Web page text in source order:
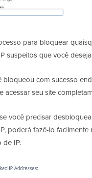
para bloquear
suspeitos que você
bloqueou com sucesso
acessar seu site
você precisar
poderá fazê-lo facilmente
de IP.